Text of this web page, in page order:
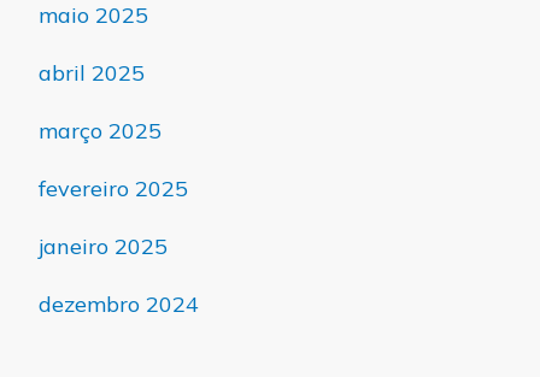
maio 2025
abril 2025
março 2025
fevereiro 2025
janeiro 2025
dezembro 2024